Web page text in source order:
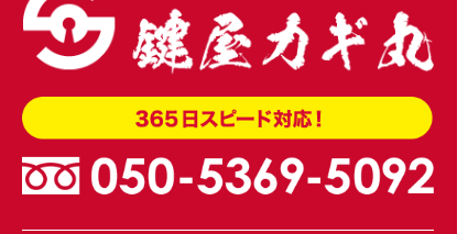
玄関引き戸のトステム錠でKH-208を交換